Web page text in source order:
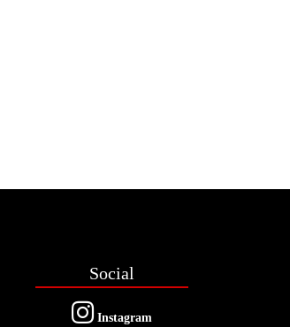
Social
Instagram